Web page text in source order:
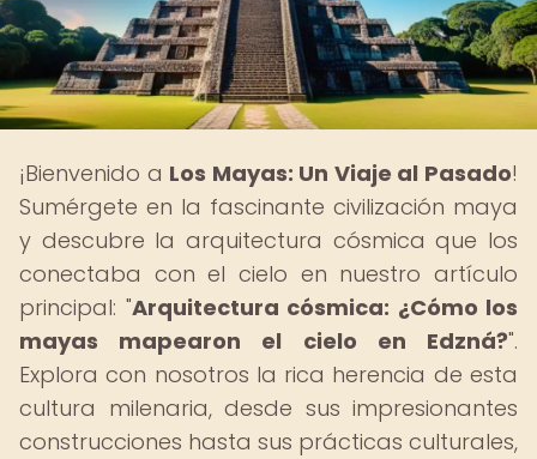
¡Bienvenido a Los Mayas: Un Viaje al Pasado!
Sumérgete en la fascinante civilización maya
y descubre la arquitectura cósmica que los
conectaba con el cielo en nuestro artículo
principal: "Arquitectura cósmica: ¿Cómo los
mayas mapearon el cielo en Edzná?".
Explora con nosotros la rica herencia de esta
cultura milenaria, desde sus impresionantes
construcciones hasta sus prácticas culturales,